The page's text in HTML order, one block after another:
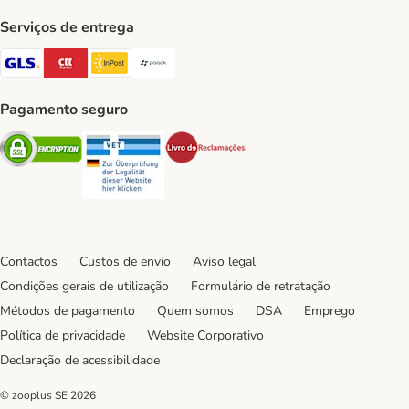
Serviços de entrega
GLS Shipping Method
CTTExpress Shipping Method
InPost Shipping Method
Pagamento seguro
Security Security
Contactos Custos de envio
Aviso legal
Condições gerais de utilização
Formulário de retratação
Métodos de pagamento
Quem somos DSA
Emprego
Política de privacidade
Website Corporativo
Declaração de acessibilidade
© zooplus SE 2026